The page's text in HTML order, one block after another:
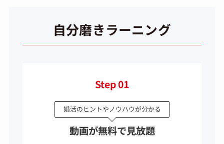
自分磨きラーニング
Step 01
婚活のヒントやノウハウが分かる
動画が無料で見放題